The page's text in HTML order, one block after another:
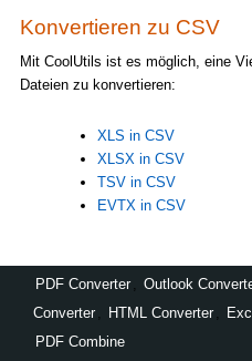
Konvertieren zu CSV
Mit CoolUtils ist es möglich, eine
Dateien zu konvertieren:
XLS in CSV
XLSX in CSV
TSV in CSV
EVTX in CSV
PDF Converter Outlook
Converter
HTML Converter
PDF Combine